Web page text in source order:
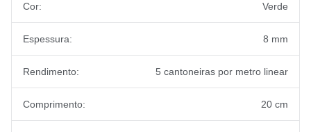
Cor: Verde
Espessura: 8 mm
Rendimento: 5 cantoneiras por metro linear
Comprimento: 20 cm